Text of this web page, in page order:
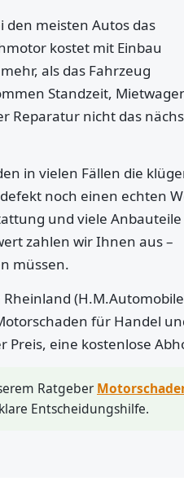
den meisten Autos das
kostet mit Einbau
als das Fahrzeug
Standzeit,
Reparatur nicht das
in vielen Fällen die
noch einen echten
und viele Anbauteile
zahlen wir Ihnen aus –
müssen.
für Handel
Preis, eine kostenlose
Ratgeber
Entscheidungshilfe.